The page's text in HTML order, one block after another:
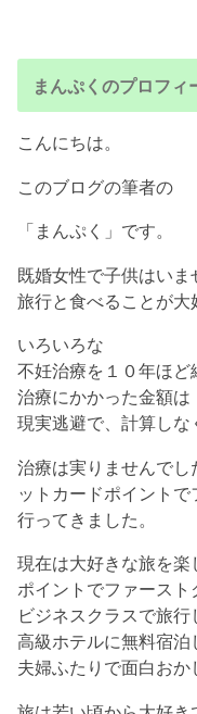
まんぷくのプロフィ
こんにちは。
このブログの筆者の
「まんぷく」です。
既婚女性で子供はいま
旅行と食べることが大
いろいろな
不妊治療を１０年ほど
治療にかかった金額は
現実逃避で、計算しな
治療は実りませんでし
ットカードポイントで
行ってきました。
現在は大好きな旅を楽
ポイントでファースト
ビジネスクラスで旅行
高級ホテルに無料宿泊
夫婦ふたりで面白おか